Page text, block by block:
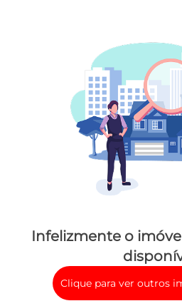
Infelizmente o
Clique para ver outros